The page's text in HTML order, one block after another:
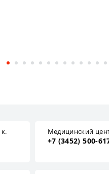
Медицинский
+7 (3452) 500-